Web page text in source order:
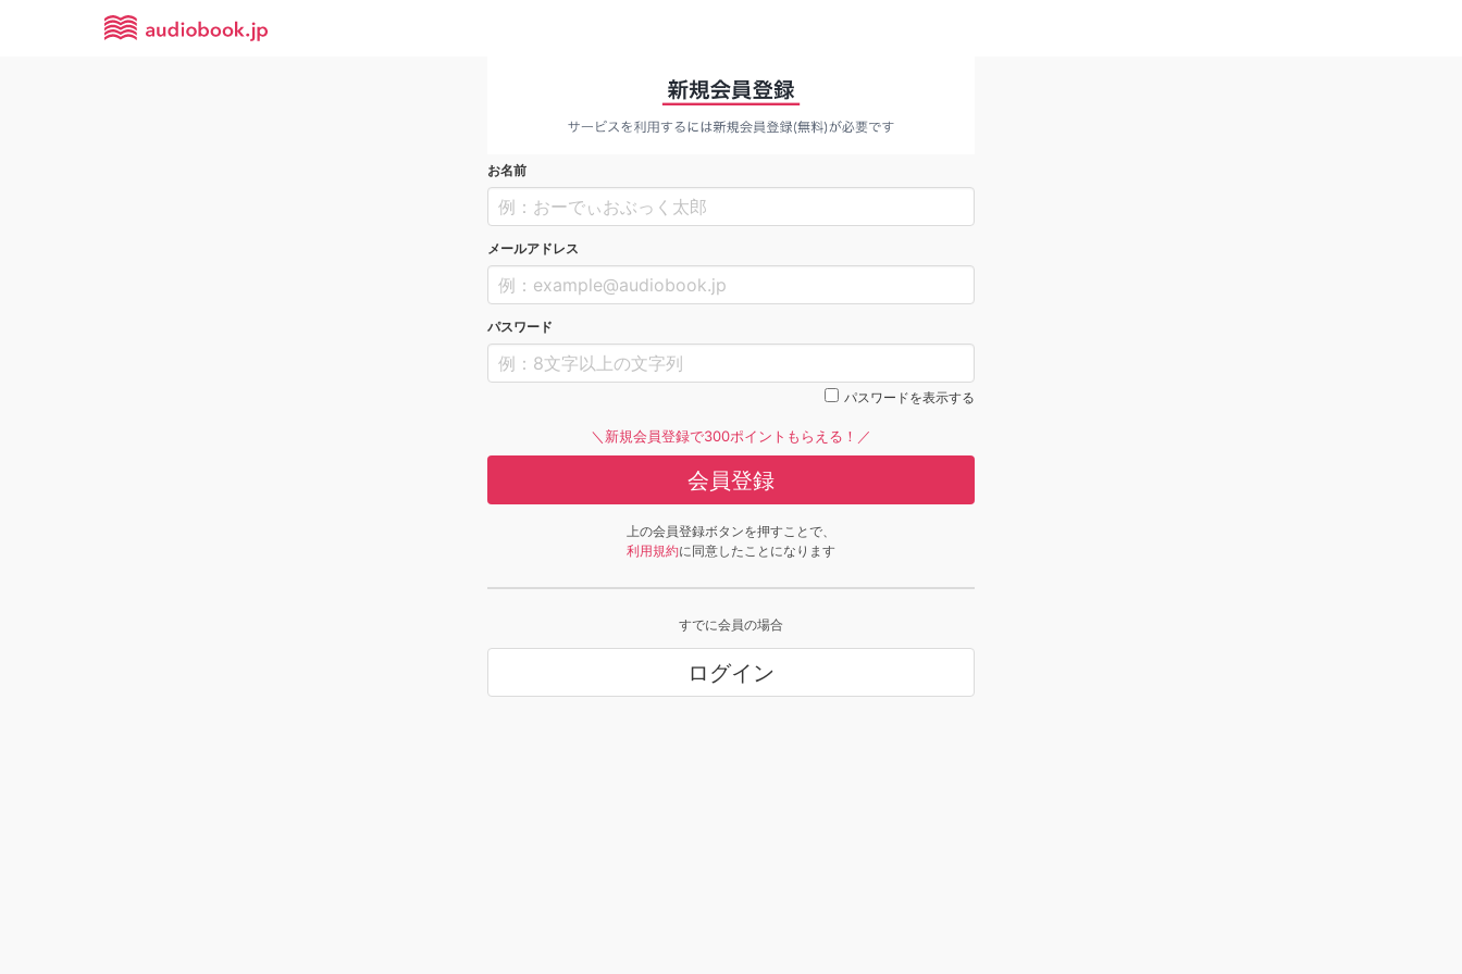
お名前
メールアドレス
パスワード
パスワードを表示する
＼新規会員登録で300ポイントもらえる！／
会員登録
上の会員登録ボタンを押すことで、
利用規約に同意したことになります
すでに会員の場合
ログイン